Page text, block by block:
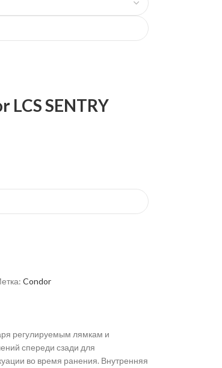
SENTRY
Condor
регулируемым лямкам и
спереди сзади для
во время ранения. Внутренняя